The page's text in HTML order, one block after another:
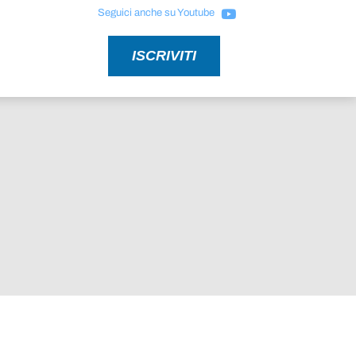
Seguici anche su Youtube
ISCRIVITI